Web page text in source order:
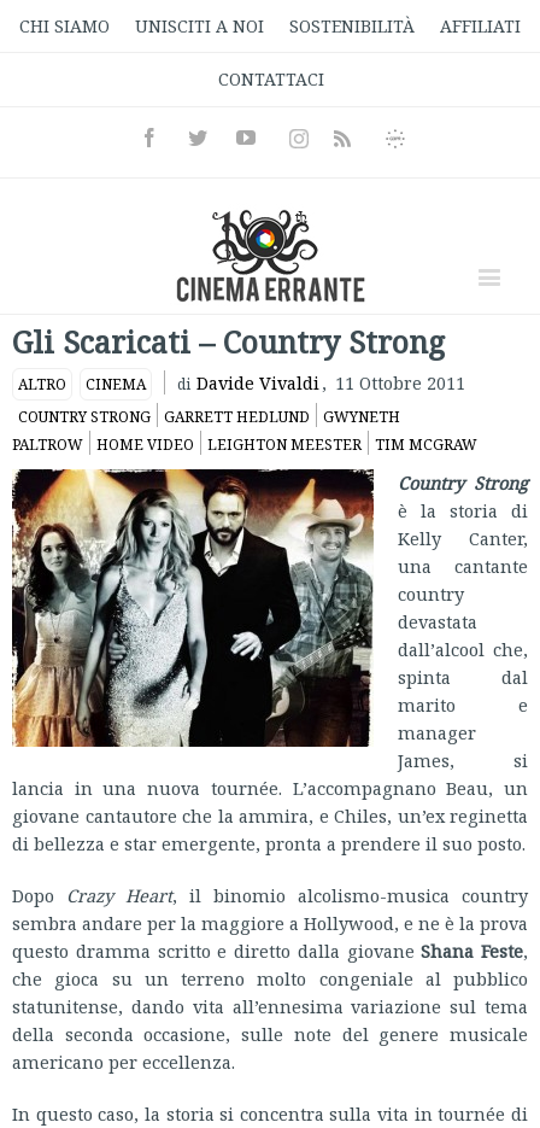
CHI SIAMO UNISCITI A NOI SOSTENIBILITÀ AFFILIATI
CONTATTACI
FacebookTwitterYoutubeInstagramRss
Informativa
Gli Scaricati – Country Strong
ALTRO CINEMA di Davide Vivaldi, 11 Ottobre 2011
COUNTRY STRONG GARRETT HEDLUND
GWYNETH
PALTROW
HOME VIDEO LEIGHTON MEESTER TIM MCGRAW
Country Strong
è la storia di
Kelly Canter,
una cantante
country
devastata
dall’alcool che,
spinta dal
marito e
manager
James, si
lancia in una nuova tournée. L’accompagnano Beau, un
giovane cantautore che la ammira, e Chiles, un’ex reginetta
di bellezza e star emergente, pronta a prendere il suo posto.
Dopo Crazy Heart, il binomio alcolismo-musica country
sembra andare per la maggiore a Hollywood, e ne è la prova
questo dramma scritto e diretto dalla giovaneShana Feste,
che gioca su un terreno molto congeniale al pubblico
statunitense, dando vita all’ennesima variazione sul tema
della seconda occasione, sulle note del genere musicale
americano per eccellenza.
In questo caso, la storia si concentra sulla vita in tournée di